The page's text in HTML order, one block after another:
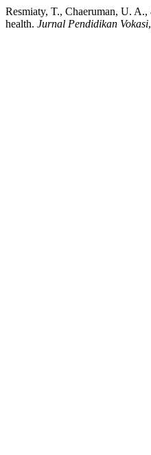
Resmiaty, T., Chaeruman, U.
health. Jurnal Pendidikan Vokasi,